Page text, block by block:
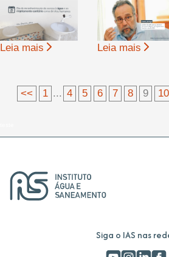
Leia mais Leia mais
<< 1 ... 4 5 6 7 8 9 10
Siga o IAS nas